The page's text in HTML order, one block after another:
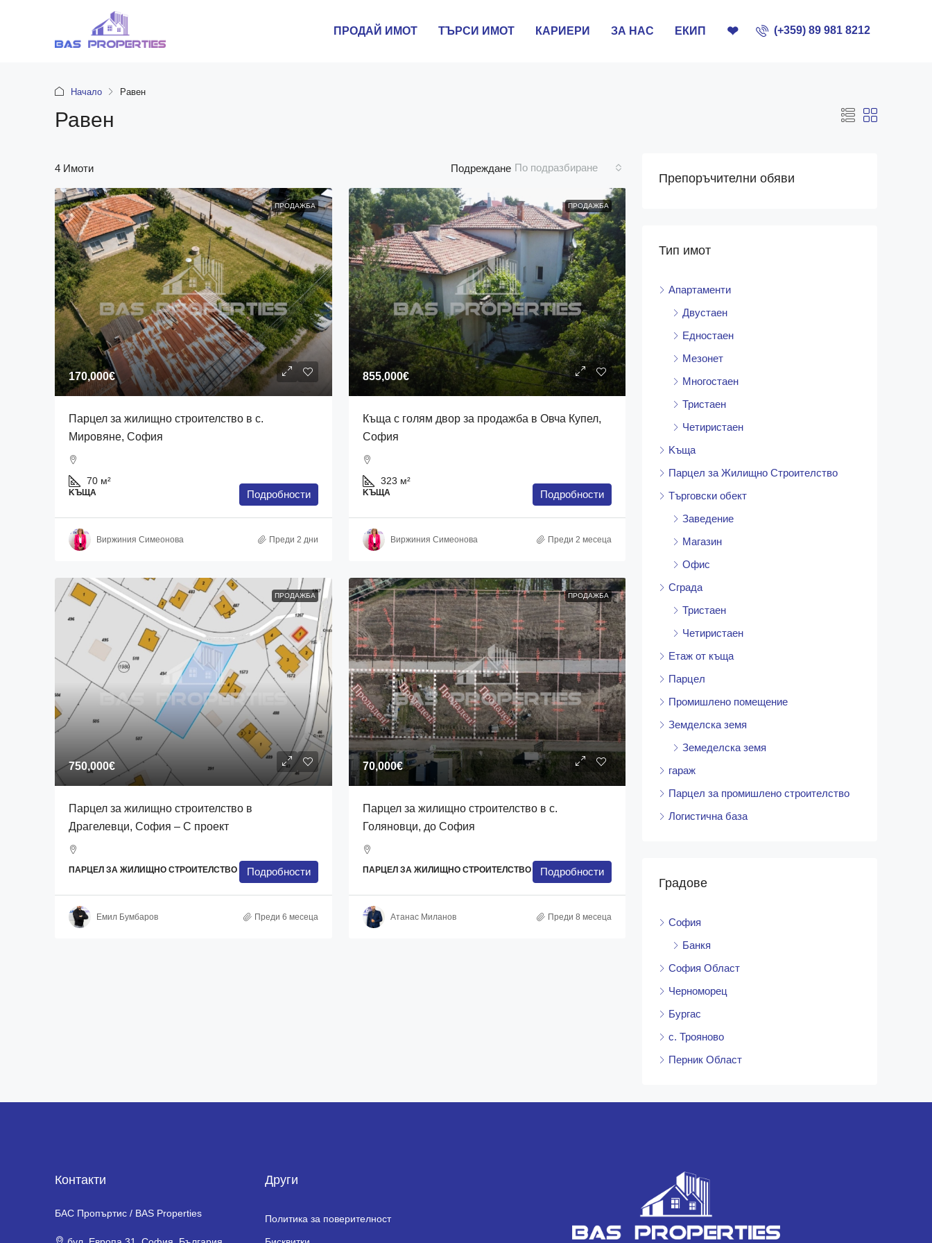
ПРОДАЙ ИМОТ ТЪРСИ ИМОТ КАРИЕРИ ЗА НАС ЕКИП ❤ (+359) 89 981 8212
Начало Равен
Равен
4 Имоти Подреждане По подразбиране
ПРОДАЖБА
170,000€
Парцел за жилищно строителство в с.
Мировяне, София
70 м²
KЪЩА Подробности
Виржиния Симеонова Преди 2 дни
ПРОДАЖБА
855,000€
Къща с голям двор за продажба в Овча Купел,
София
323 м²
KЪЩА Подробности
Виржиния Симеонова Преди 2 месеца
ПРОДАЖБА
750,000€
Парцел за жилищно строителство в
Драгелевци, София – С проект
ПАРЦЕЛ ЗА ЖИЛИЩНО СТРОИТЕЛСТВО Подробности
Емил Бумбаров Преди 6 месеца
ПРОДАЖБА
70,000€
Парцел за жилищно строителство в с.
Голяновци, до София
ПАРЦЕЛ ЗА ЖИЛИЩНО СТРОИТЕЛСТВО Подробности
Атанас Миланов Преди 8 месеца
Препоръчителни обяви
Тип имот
Апартаменти
Двустаен
Едностаен
Мезонет
Многостаен
Тристаен
Четиристаен
Kъща
Парцел за Жилищно Строителство
Търговски обект
Заведение
Магазин
Офис
Сграда
Тристаен
Четиристаен
Етаж от къща
Парцел
Промишлено помещение
Земделска земя
Земеделска земя
гараж
Парцел за промишлено строителство
Логистична база
Градове
София
Банкя
София Област
Черноморец
Бургас
с. Трояново
Перник Област
Контакти
БАС Пропъртис / BAS Properties
Други
Политика за поверителност